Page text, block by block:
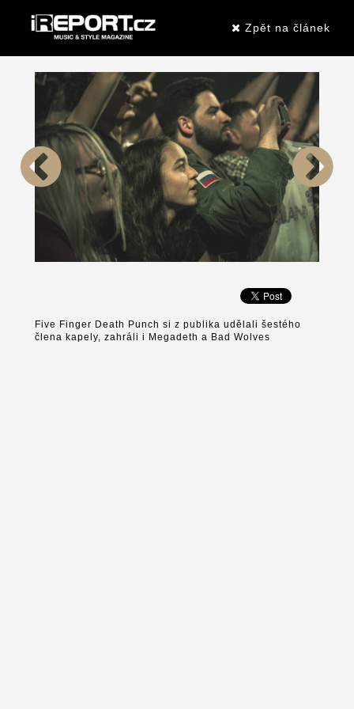
Zpět na článek
Five Finger Death Punch si z publika udělali šestého
člena kapely, zahráli i Megadeth a Bad Wolves